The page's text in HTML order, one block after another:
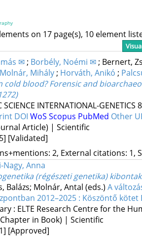
on 17 page(s), 10 element
✉; Borbély, Noémi ✉; Bernert,
Molnár, Mihály; Horváth, Anikó ;
cold blood? Forensic and
SCIENCE INTERNATIONAL-GENETICS
DOI WoS Scopus PubMed Other
Article) | Scientific
[Validated]
2, External citations: 1,
Nagy, Anna
(régészeti genetika)
Balázs; Molnár, Antal (eds.) A
2012–2025 : Köszöntő kötet
: ELTE Research Centre for the
in Book) | Scientific
[Approved]